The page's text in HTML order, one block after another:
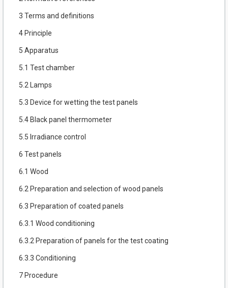
3 Terms and definitions
4 Principle
5 Apparatus
5.1 Test chamber
5.2 Lamps
5.3 Device for wetting the test panels
5.4 Black panel thermometer
5.5 Irradiance control
6 Test panels
6.1 Wood
6.2 Preparation and selection of wood panels
6.3 Preparation of coated panels
6.3.1 Wood conditioning
6.3.2 Preparation of panels for the test coating
6.3.3 Conditioning
7 Procedure